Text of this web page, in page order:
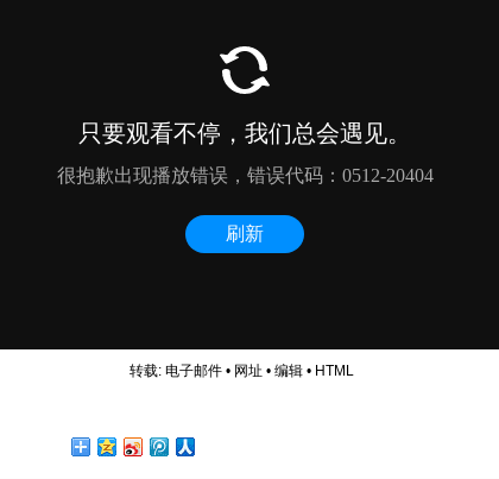
转载: 电子邮件• 网址 • 编辑• HTML